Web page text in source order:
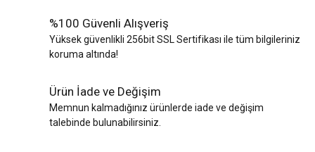
%100 Güvenli Alışveriş
Yüksek güvenlikli 256bit SSL Sertifikası ile tüm bilgileriniz
koruma altında!
Ürün İade ve Değişim
Memnun kalmadığınız ürünlerde iade ve değişim
talebinde bulunabilirsiniz.